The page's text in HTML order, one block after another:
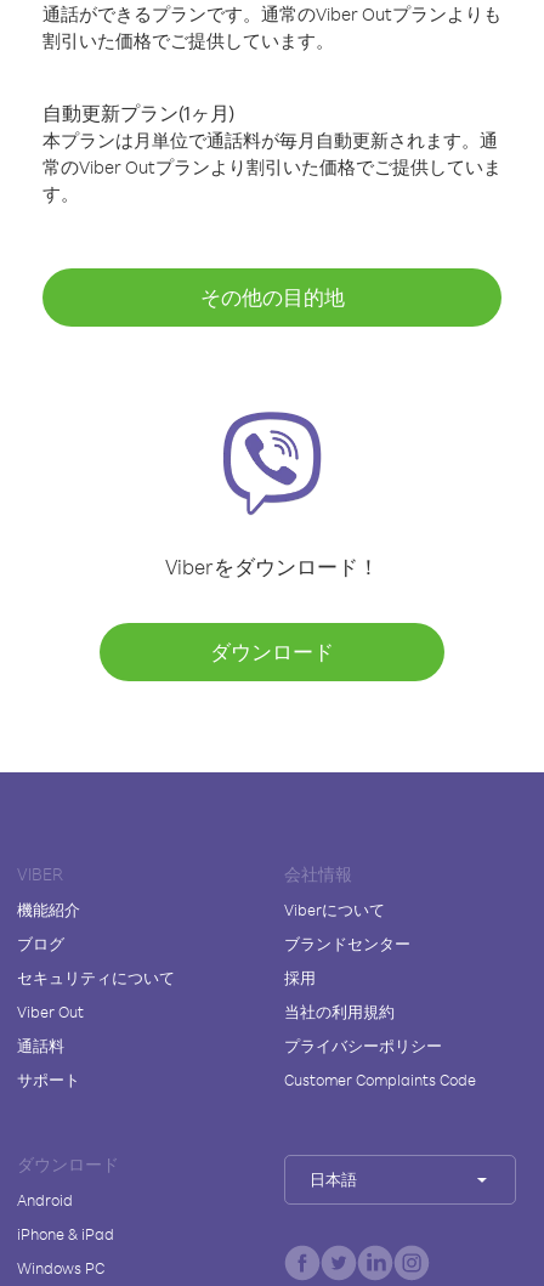
通話ができるプランです。通常のViber Outプランよりも
割引いた価格でご提供しています。
自動更新プラン(1ヶ月)
本プランは月単位で通話料が毎月自動更新されます。通
常のViber Outプランより割引いた価格でご提供していま
す。
その他の目的地
Viberをダウンロード！
ダウンロード
VIBER
機能紹介
ブログ
セキュリティについて
Viber Out
通話料
サポート
会社情報
Viberについて
ブランドセンター
採用
当社の利用規約
プライバシーポリシー
Customer Complaints Code
ダウンロード
Android
iPhone & iPad
Windows PC
日本語